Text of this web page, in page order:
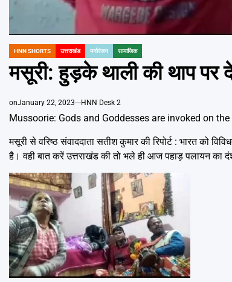
POSTED
HNN SHORTS उत्तराखंड मनोरंजन सामाजिक
मसूरी: हुड़के थाली की थाप पर
onJanuary 22, 2023 HNN Desk 2
Mussoorie: Gods and Goddesses are invoked on
मसूरी से वरिष्ठ संवाददाता सतीश कुमार की रिपोर्ट : भारत को
है। वही बात करें उत्तराखंड की तो भले ही आज पहाड़ पलायन का